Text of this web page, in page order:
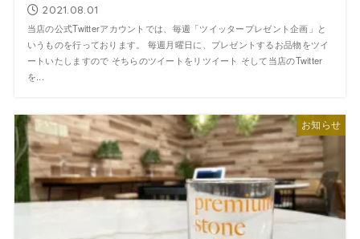
2021.08.01
当店の公式Twitterアカウントでは、毎週「ツイッタープレゼント企画」と
いうものを行っております。 毎週月曜日に、プレゼントするお品物をツイ
ートいたしますので そちらのツイートをリツイート そして当店のTwitter
を...
お知らせ